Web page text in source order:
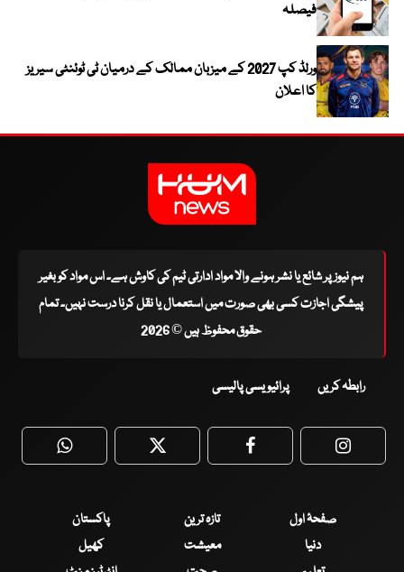
فیصلہ
ورلڈ کپ 2027 کے میزبان ممالک کے درمیان ٹی ٹوئنٹی سیریز
کا اعلان
ہم نیوز پر شائع یا نشر ہونے والا مواد ادارتی ٹیم کی کاوش ہے۔ اس مواد کو بغیر
پیشگی اجازت کسی بھی صورت میں استعمال یا نقل کرنا درست نہیں۔ تمام
حقوق محفوظ ہیں © 2026
رابطہ کریں پرائیویسی پالیسی
WhatsApp Twitter Facebook
صفحۂ اول تازہ ترین
پاکستان
دنیا
معیشت
کھیل